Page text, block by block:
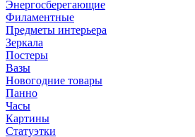
Энергосберегающие
Филаментные
Предметы интерьера
Зеркала
Постеры
Вазы
Новогодние товары
Панно
Часы
Картины
Статуэтки